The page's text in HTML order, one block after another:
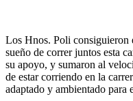
Los Hnos. Poli consiguieron
sueño de correr juntos esta
su apoyo, y sumaron al
de estar corriendo en la
adaptado y ambientado para